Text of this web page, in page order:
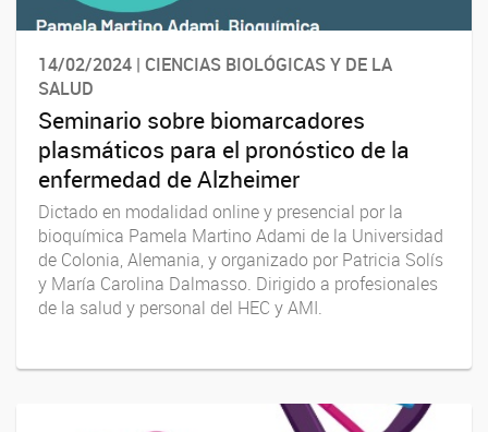
14/02/2024 | CIENCIAS BIOLÓGICAS Y DE LA
SALUD
Seminario sobre biomarcadores
plasmáticos para el pronóstico de la
enfermedad de Alzheimer
Dictado en modalidad online y presencial por la
bioquímica Pamela Martino Adami de la Universidad
de Colonia, Alemania, y organizado por Patricia Solís
y María Carolina Dalmasso. Dirigido a profesionales
de la salud y personal del HEC y AMI.